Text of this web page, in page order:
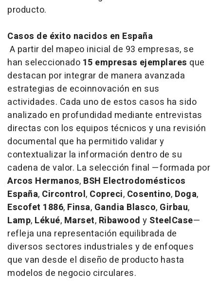
producto.
Casos de éxito nacidos en España
A partir del mapeo inicial de 93 empresas, se
han seleccionado 15 empresas ejemplares que
destacan por integrar de manera avanzada
estrategias de ecoinnovación en sus
actividades. Cada uno de estos casos ha sido
analizado en profundidad mediante entrevistas
directas con los equipos técnicos y una revisión
documental que ha permitido validar y
contextualizar la información dentro de su
cadena de valor. La selección final —formada por
Arcos Hermanos, BSH Electrodomésticos
España, Circontrol, Copreci, Cosentino, Doga,
Escofet 1886, Finsa, Gandia Blasco, Girbau,
Lamp, Lékué, Marset, Ribawood y SteelCase—
refleja una representación equilibrada de
diversos sectores industriales y de enfoques
que van desde el diseño de producto hasta
modelos de negocio circulares.